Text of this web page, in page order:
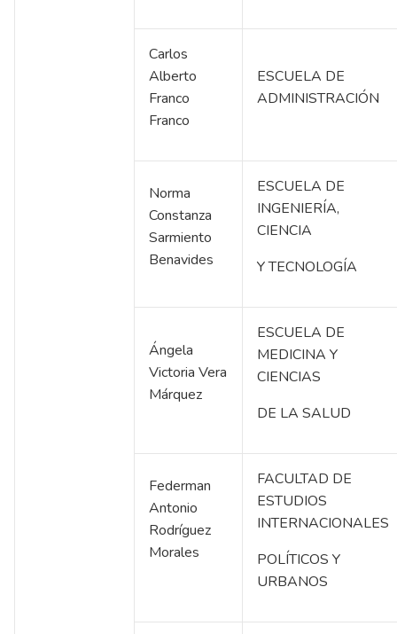
Carlos
Alberto
Franco
Franco
ESCUELA DE
ADMINISTRACIÓN
Norma
Constanza
Sarmiento
Benavides
ESCUELA DE
INGENIERÍA,
CIENCIA
Y TECNOLOGÍA
Ángela
Victoria Vera
Márquez
ESCUELA DE
MEDICINA Y
CIENCIAS
DE LA SALUD
Federman
Antonio
Rodríguez
Morales
FACULTAD DE
ESTUDIOS
INTERNACIONALES
POLÍTICOS Y
URBANOS